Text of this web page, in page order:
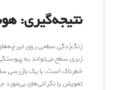
نتیجه‌گیری:
زنگ‌زدگی سطحی روی تیرچه‌های
زبری سطح می‌تواند به
خطرناک است. با یک بازرسی
تعویض یا نگرانی‌های